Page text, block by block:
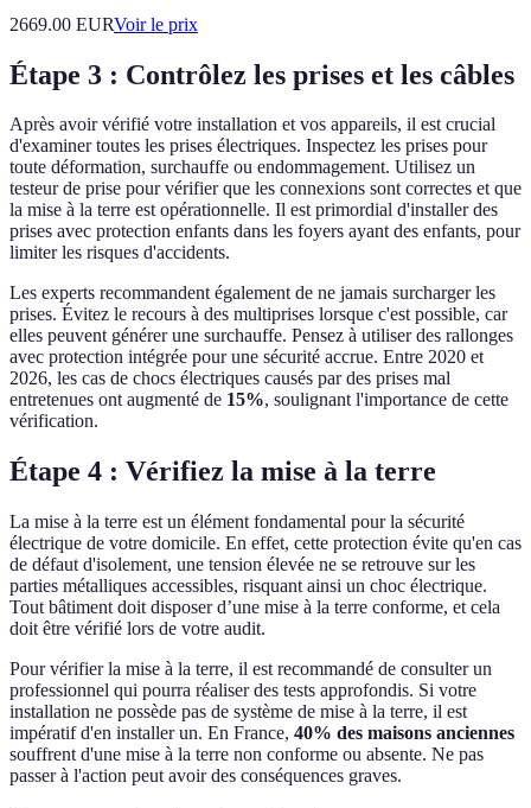
2669.00 EURVoir le prix
Étape 3 : Contrôlez les prises et les câbles
Après avoir vérifié votre installation et vos appareils, il est crucial
d'examiner toutes les prises électriques. Inspectez les prises pour
toute déformation, surchauffe ou endommagement. Utilisez un
testeur de prise pour vérifier que les connexions sont correctes et que
la mise à la terre est opérationnelle. Il est primordial d'installer des
prises avec protection enfants dans les foyers ayant des enfants, pour
limiter les risques d'accidents.
Les experts recommandent également de ne jamais surcharger les
prises. Évitez le recours à des multiprises lorsque c'est possible, car
elles peuvent générer une surchauffe. Pensez à utiliser des rallonges
avec protection intégrée pour une sécurité accrue. Entre 2020 et
2026, les cas de chocs électriques causés par des prises mal
entretenues ont augmenté de 15%, soulignant l'importance de cette
vérification.
Étape 4 : Vérifiez la mise à la terre
La mise à la terre est un élément fondamental pour la sécurité
électrique de votre domicile. En effet, cette protection évite qu'en cas
de défaut d'isolement, une tension élevée ne se retrouve sur les
parties métalliques accessibles, risquant ainsi un choc électrique.
Tout bâtiment doit disposer d’une mise à la terre conforme, et cela
doit être vérifié lors de votre audit.
Pour vérifier la mise à la terre, il est recommandé de consulter un
professionnel qui pourra réaliser des tests approfondis. Si votre
installation ne possède pas de système de mise à la terre, il est
impératif d'en installer un. En France, 40% des maisons anciennes
souffrent d'une mise à la terre non conforme ou absente. Ne pas
passer à l'action peut avoir des conséquences graves.